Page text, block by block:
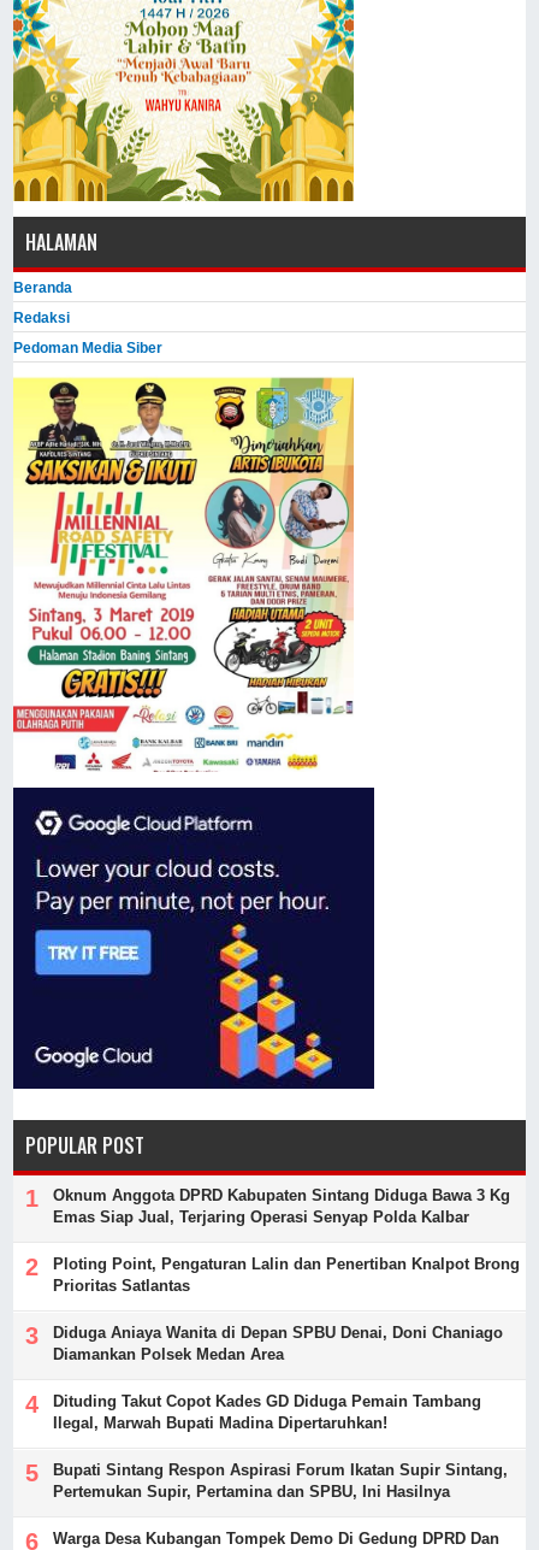
HALAMAN
Beranda
Redaksi
Pedoman Media Siber
POPULAR POST
Oknum Anggota DPRD Kabupaten Sintang Diduga Bawa 3 Kg
Emas Siap Jual, Terjaring Operasi Senyap Polda Kalbar
Ploting Point, Pengaturan Lalin dan Penertiban Knalpot Brong
Prioritas Satlantas
Diduga Aniaya Wanita di Depan SPBU Denai, Doni Chaniago
Diamankan Polsek Medan Area
Dituding Takut Copot Kades GD Diduga Pemain Tambang
Ilegal, Marwah Bupati Madina Dipertaruhkan!
Bupati Sintang Respon Aspirasi Forum Ikatan Supir Sintang,
Pertemukan Supir, Pertamina dan SPBU, Ini Hasilnya
Warga Desa Kubangan Tompek Demo Di Gedung DPRD Dan